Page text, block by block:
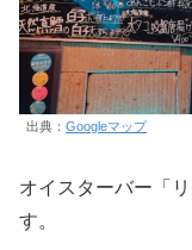
出典： Googleマップ
オイスターバー「
す。